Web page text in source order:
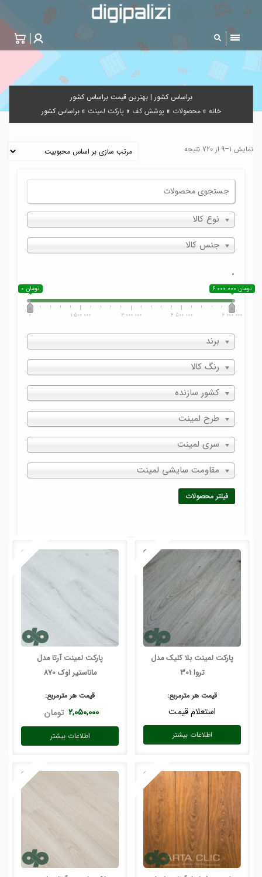
براساس کشور | بهترین قیمت براساس کشور
خانه »محصولات » پوشش کف » پارکت لمینت »براساس کشور
نمایش 1–9 از 720 نتیجه
نوع کالا
جنس کالا
.
0 تومان 6 000 000 تومان
0 1 500 000 3 000 000 4 500 000 6 000 000
برند
رنگ کالا
کشور سازنده
طرح لمینت
سری لمینت
مقاومت سایشی لمینت
فیلتر محصولات
پارکت لمینت بلا کلیک مدل
تروا 301
قیمت هر مترمربع:
استعلام قیمت
اطلاعات بیشتر
پارکت لمینت آرتا مدل
ماناستیر اوک 870
قیمت هر مترمربع:
۲,۰۵۰,۰۰۰ تومان
اطلاعات بیشتر